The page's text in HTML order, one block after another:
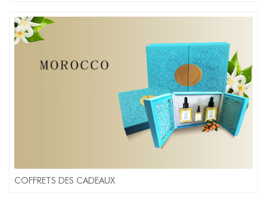
COFFRETS DES CADEAUX